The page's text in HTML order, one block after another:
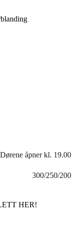
åpner kl. 19.00
300/250/200
HER!